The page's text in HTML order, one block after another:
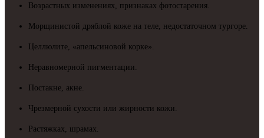
Возрастных изменениях, признаках фотостарения.
Морщинистой дряблой коже на теле, недостаточном тургоре.
Целлюлите, «апельсиновой корке».
Неравномерной пигментации.
Постакне, акне.
Чрезмерной сухости или жирности кожи.
Растяжках, шрамах.